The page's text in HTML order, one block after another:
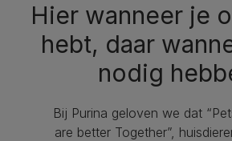
Hier wanneer je
hebt, daar
nodig
Bij Purina geloven we dat
are better Together”,